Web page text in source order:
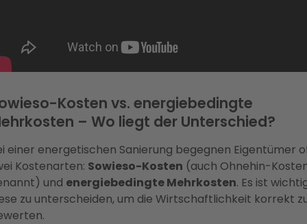
Kosten vs. energiebedingte
– Wo liegt der Unterschied?
einer energetischen Sanierung begegnen Eigentümer
Kostenarten: Sowieso-Kosten (auch Ohnehin-
und energiebedingte Mehrkosten. Es ist
zu unterscheiden, um die Wirtschaftlichkeit korrekt